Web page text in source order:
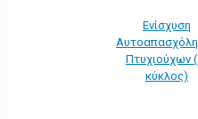
Ενίσχυση
Πτυχιούχων
κύκλος)